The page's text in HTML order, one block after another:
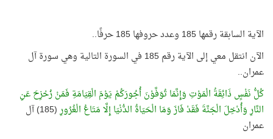
الآية السابقة رقمها 185 وعدد حروفها 185 حرفًا..
الآن انتقل معي إلى الآية رقم 185 في السورة التالية وهي سورة آل
عمران..
كُلُّ نَفْسٍ ذَائِقَةُ الْمَوْتِ وَإِنَّمَا تُوَفَّوْنَ أُجُورَكُمْ يَوْمَ الْقِيَامَةِ فَمَنْ زُحْزِحَ عَنِ
النَّارِ وَأُدْخِلَ الْجَنَّةَ فَقَدْ فَازَ وَمَا الْحَيَاةُ الدُّنْيَا إِلَّا مَتَاعُ الْغُرُورِ
(185) آل
عمران